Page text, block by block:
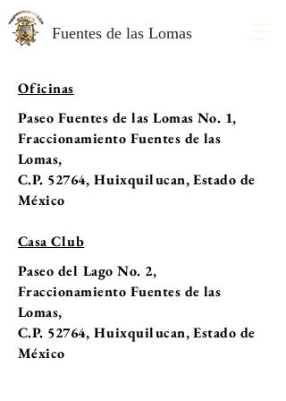
Fuentes de las Lomas
Oficinas
Paseo Fuentes de las Lomas No. 1,
Fraccionamiento Fuentes de las
Lomas,
C.P. 52764, Huixquilucan, Estado de
México
Casa Club
Paseo del Lago No. 2,
Fraccionamiento Fuentes de las
Lomas,
C.P. 52764, Huixquilucan, Estado de
México